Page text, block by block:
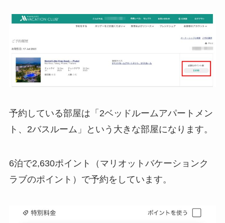
予約している部屋は「2ベッドルームアパートメン
ト、2バスルーム」という大きな部屋になります。
6泊で2,630ポイント（マリオットバケーションク
ラブのポイント）で予約をしています。